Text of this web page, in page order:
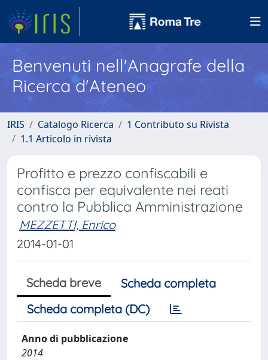
Benvenuti nell'Anagrafe della
Ricerca d'Ateneo
IRIS Catalogo Ricerca
1 Contributo su Rivista
1.1 Articolo in rivista
Profitto e prezzo confiscabili e
confisca per equivalente nei reati
contro la Pubblica Amministrazione
MEZZETTI, Enrico
2014-01-01
Scheda breve
Scheda completa
Scheda completa (DC)
Anno di pubblicazione
2014